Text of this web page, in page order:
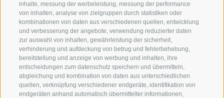
inhalte, messung der werbeleistung, messung der performance
von inhalten, analyse von zielgruppen durch statistiken oder
kombinationen von daten aus verschiedenen quellen, entwicklung
und verbesserung der angebote, verwendung reduzierter daten
zur auswahl von inhalten, gewährleistung der sicherheit,
verhinderung und aufdeckung von betrug und fehlerbehebung,
bereitstellung und anzeige von werbung und inhalten, ihre
entscheidungen zum datenschutz speichern und übermitteln,
abgleichung und kombination von daten aus unterschiedlichen
quellen, verknüpfung verschiedener endgeräte, identifikation von
endgeräten anhand automatisch übermittelter informationen,
JAUFENTAL
RATSCHINGS
RIDNAUNTAL
BERGBAHNEN
SKIFAHREN
WANDERN
HOCHALPINE
BIKEN